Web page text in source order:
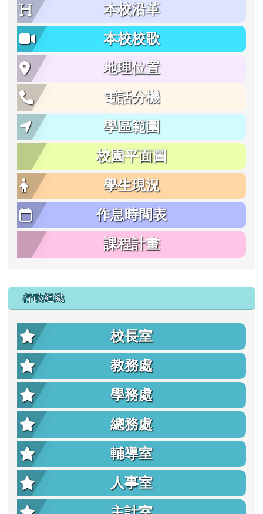
本校沿革
本校校歌
地理位置
電話分機
學區範圍
校園平面圖
學生現況
作息時間表
課程計畫
行政組織
校長室
教務處
學務處
總務處
輔導室
人事室